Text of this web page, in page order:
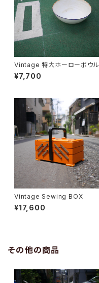
Vintage 特大ホーローボウル
¥7,700
Vintage Sewing BOX
¥17,600
その他の商品